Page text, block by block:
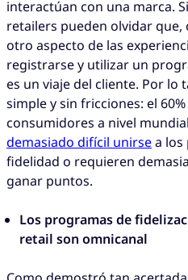
interactúan con una marca.
retailers pueden olvidar que,
otro aspecto de las
registrarse y utilizar un
es un viaje del cliente. Por lo
simple y sin fricciones: el
consumidores a nivel
demasiado difícil unirsea los
fidelidad o requieren
ganar puntos.
Los programas de
retail son omnicanal